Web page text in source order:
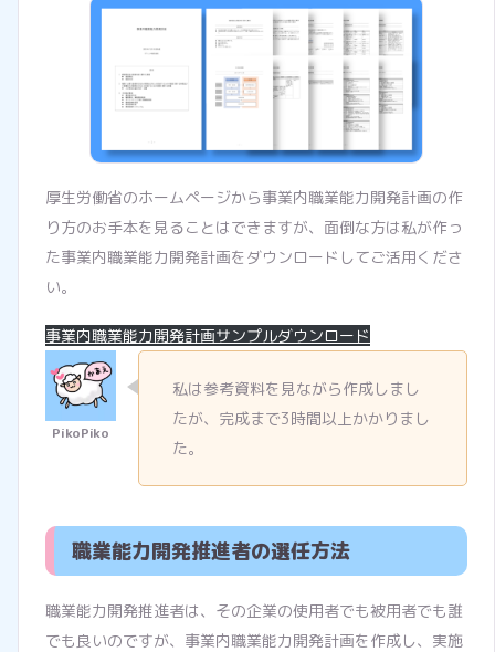
厚生労働省のホームページから事業内職業能力開発計画の作
り方のお手本を見ることはできますが、面倒な方は私が作っ
た事業内職業能力開発計画をダウンロードしてご活用くださ
い。
事業内職業能力開発計画サンプルダウンロード
私は参考資料を見ながら作成しまし
たが、完成まで3時間以上かかりまし
た。
職業能力開発推進者の選任方法
職業能力開発推進者は、その企業の使用者でも被用者でも誰
でも良いのですが、事業内職業能力開発計画を作成し、実施